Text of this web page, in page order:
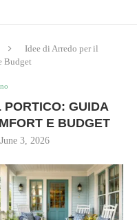
Idee di Arredo per il
Budget
PORTICO: GUIDA
E BUDGET
June 3, 2026